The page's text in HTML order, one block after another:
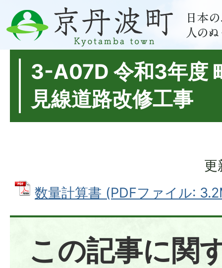
3-A07D 令和3年度
見線道路改修工事
更
数量計算書 (PDFファイル:
この記事に関